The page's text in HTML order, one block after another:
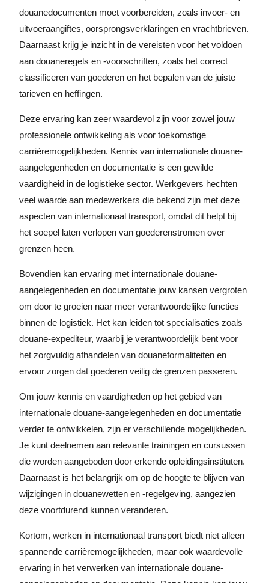
douanedocumenten moet voorbereiden, zoals invoer- en
uitvoeraangiftes, oorsprongsverklaringen en vrachtbrieven.
Daarnaast krijg je inzicht in de vereisten voor het voldoen
aan douaneregels en -voorschriften, zoals het correct
classificeren van goederen en het bepalen van de juiste
tarieven en heffingen.
Deze ervaring kan zeer waardevol zijn voor zowel jouw
professionele ontwikkeling als voor toekomstige
carrièremogelijkheden. Kennis van internationale douane-
aangelegenheden en documentatie is een gewilde
vaardigheid in de logistieke sector. Werkgevers hechten
veel waarde aan medewerkers die bekend zijn met deze
aspecten van internationaal transport, omdat dit helpt bij
het soepel laten verlopen van goederenstromen over
grenzen heen.
Bovendien kan ervaring met internationale douane-
aangelegenheden en documentatie jouw kansen vergroten
om door te groeien naar meer verantwoordelijke functies
binnen de logistiek. Het kan leiden tot specialisaties zoals
douane-expediteur, waarbij je verantwoordelijk bent voor
het zorgvuldig afhandelen van douaneformaliteiten en
ervoor zorgen dat goederen veilig de grenzen passeren.
Om jouw kennis en vaardigheden op het gebied van
internationale douane-aangelegenheden en documentatie
verder te ontwikkelen, zijn er verschillende mogelijkheden.
Je kunt deelnemen aan relevante trainingen en cursussen
die worden aangeboden door erkende opleidingsinstituten.
Daarnaast is het belangrijk om op de hoogte te blijven van
wijzigingen in douanewetten en -regelgeving, aangezien
deze voortdurend kunnen veranderen.
Kortom, werken in internationaal transport biedt niet alleen
spannende carrièremogelijkheden, maar ook waardevolle
ervaring in het verwerken van internationale douane-